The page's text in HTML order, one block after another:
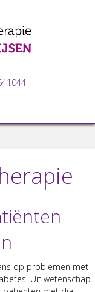
op prob­le­men met
Uit weten­schap­